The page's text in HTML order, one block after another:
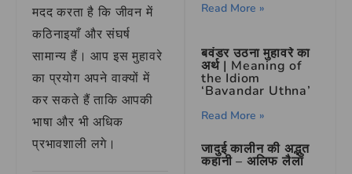
मदद करता है कि जीवन में
कठिनाइयाँ और संघर्ष
सामान्य हैं। आप इस मुहावरे
का प्रयोग अपने वाक्यों में
कर सकते हैं ताकि आपकी
भाषा और भी अधिक
प्रभावशाली लगे।
Read More »
बवंडर उठना मुहावरे का
अर्थ | Meaning of
the Idiom
‘Bavandar Uthna’
Read More »
जादुई कालीन की अद्भुत
कहानी – अलिफ लैला